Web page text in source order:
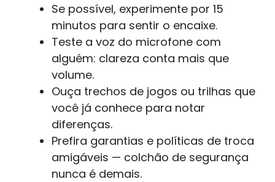
Se possível, experimente por 15
minutos para sentir o encaixe.
Teste a voz do microfone com
alguém: clareza conta mais que
volume.
Ouça trechos de jogos ou trilhas que
você já conhece para notar
diferenças.
Prefira garantias e políticas de troca
amigáveis — colchão de segurança
nunca é demais.